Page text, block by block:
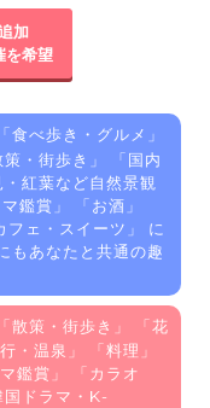
加
を希望
食べ歩き・グルメ 」
策・街歩き 」 「国内
・紅葉など自然景観
鑑賞 」 「お酒 」
フェ・スイーツ 」 に
もあなたと共通の趣
散策・街歩き 」 「花
・温泉 」 「料理 」
鑑賞 」 「 カラオ
国ドラマ・K-